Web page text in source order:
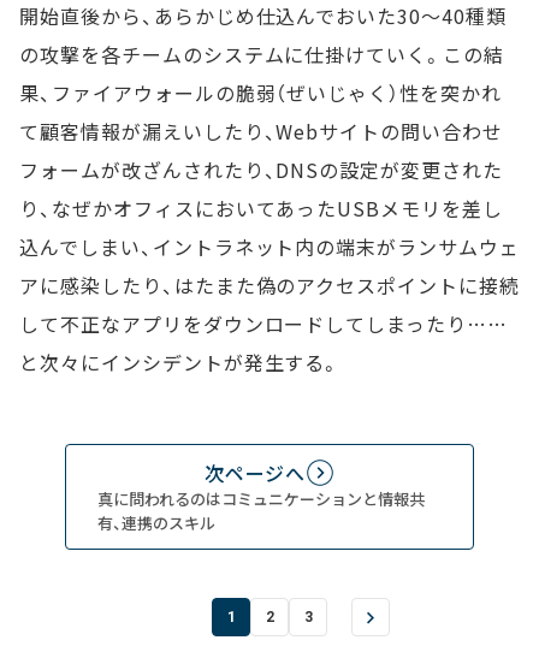
開始直後から、あらかじめ仕込んでおいた30～40種類
の攻撃を各チームのシステムに仕掛けていく。この結
果、ファイアウォールの脆弱（ぜいじゃく）性を突かれ
て顧客情報が漏えいしたり、Webサイトの問い合わせ
フォームが改ざんされたり、DNSの設定が変更された
り、なぜかオフィスにおいてあったUSBメモリを差し
込んでしまい、イントラネット内の端末がランサムウェ
アに感染したり、はたまた偽のアクセスポイントに接続
して不正なアプリをダウンロードしてしまったり……
と次々にインシデントが発生する。
次ページへ
真に問われるのはコミュニケーションと情報共
有、連携のスキル
1 2 3